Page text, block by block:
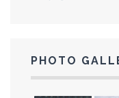
PHOTO